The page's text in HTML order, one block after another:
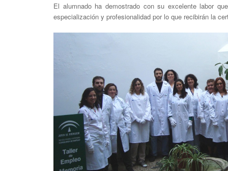
El alumnado ha demostrado con su excelente labor
especialización y profesionalidad por lo que recibirán la